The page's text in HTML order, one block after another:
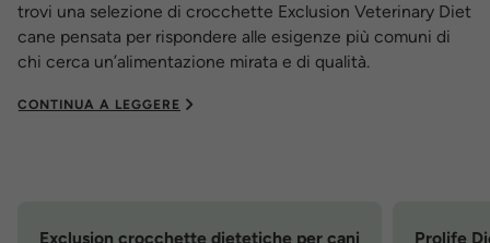
trovi una selezione di crocchette Exclusion Veterinary Diet
cane pensata per rispondere alle esigenze più comuni di
chi cerca un’alimentazione mirata e di qualità.
CONTINUA A LEGGERE
Exclusion crocchette dietetiche per cani Prolife